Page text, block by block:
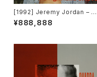
[1992] Jeremy Jordan – Th
e Right Kind Of Love [Gian
t Records]
¥888,888